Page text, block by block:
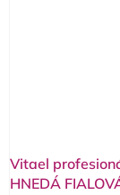
Vitael
HNEDÁ